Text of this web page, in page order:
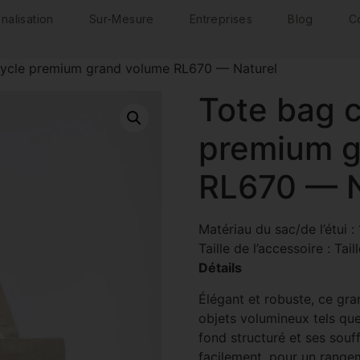
Sur-Mesure Entreprises Blog
premium grand volume RL670 — Naturel
Tote bag
premium
RL670 —
Matériau du sac/de l’étui :
Taille de l’accessoire :
Détails
Élégant et robuste, ce
objets volumineux tels
fond structuré et ses
facilement, pour un